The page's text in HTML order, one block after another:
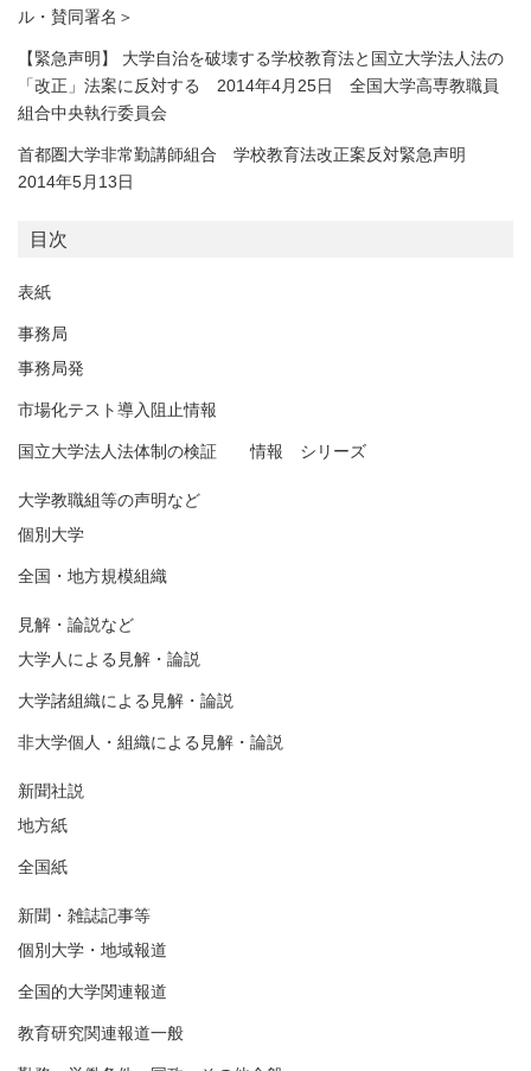
ル・賛同署名＞
【緊急声明】 大学自治を破壊する学校教育法と国立大学法人法の
「改正」法案に反対する 2014年4月25日 全国大学高専教職員
組合中央執行委員会
首都圏大学非常勤講師組合 学校教育法改正案反対緊急声明
2014年5月13日
目次
表紙
事務局
事務局発
市場化テスト導入阻止情報
国立大学法人法体制の検証 情報 シリーズ
大学教職組等の声明など
個別大学
全国・地方規模組織
見解・論説など
大学人による見解・論説
大学諸組織による見解・論説
非大学個人・組織による見解・論説
新聞社説
地方紙
全国紙
新聞・雑誌記事等
個別大学・地域報道
全国的大学関連報道
教育研究関連報道一般